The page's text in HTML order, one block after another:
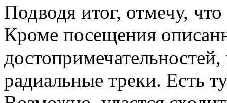
Подводя итог, отмечу,
Кроме посещения
радиальные треки. Есть